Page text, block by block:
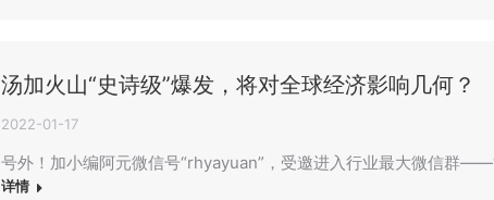
汤加火山“史诗级”爆发，将对全球经济影响几何？
2022-01-17
号外！加小编阿元微信号“rhyayuan”，受邀进入行业最大微信群
详情